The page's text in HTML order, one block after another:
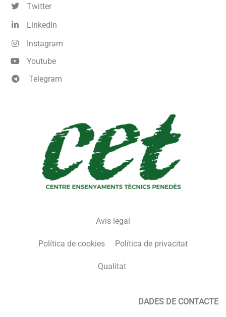
Twitter
LinkedIn
Instagram
Youtube
Telegram
Avís legal
Política de cookies Política de privacitat
Qualitat
DADES DE CONTACTE